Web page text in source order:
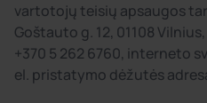
vartotojų teisių apsaugos
Goštauto g. 12, 01108
+370 5 262 6760, interneto
el. pristatymo dėžutės